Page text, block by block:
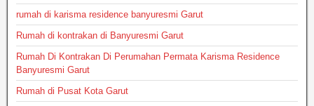
rumah di karisma residence banyuresmi Garut
Rumah di kontrakan di Banyuresmi Garut
Rumah Di Kontrakan Di Perumahan Permata Karisma Residence
Banyuresmi Garut
Rumah di Pusat Kota Garut